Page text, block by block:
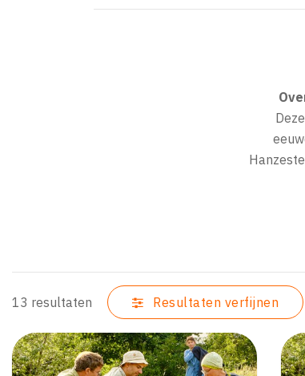
13 resultaten Resultaten verfijnen